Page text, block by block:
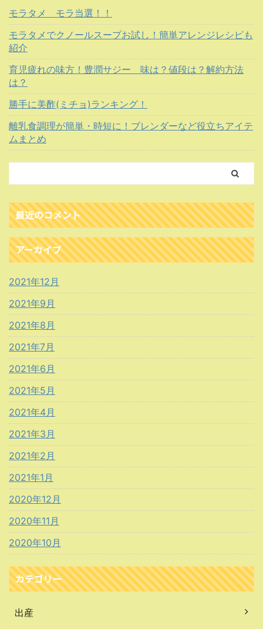
モラタメ モラ当選！！
モラタメでクノールスープお試し！簡単アレンジレシピも
紹介
育児疲れの味方！豊潤サジー 味は？値段は？解約方法
は？
勝手に美酢(ミチョ)ランキング！
離乳食調理が簡単・時短に！ブレンダーなど役立ちアイテ
ムまとめ
最近のコメント
アーカイブ
2021年12月
2021年9月
2021年8月
2021年7月
2021年6月
2021年5月
2021年4月
2021年3月
2021年2月
2021年1月
2020年12月
2020年11月
2020年10月
カテゴリー
出産